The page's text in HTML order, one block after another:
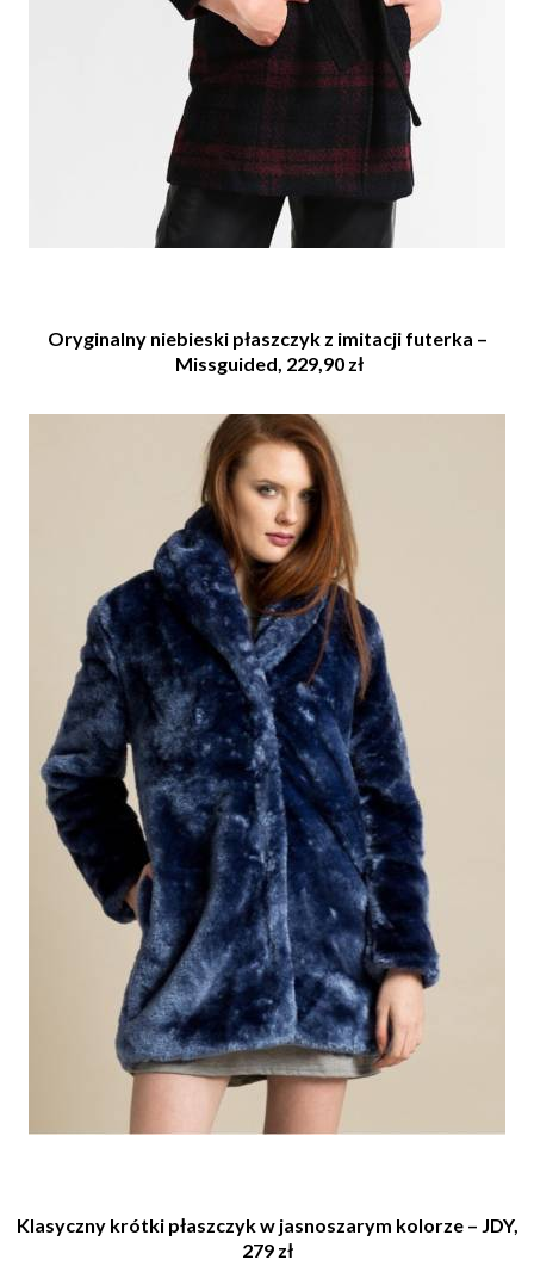
Oryginalny niebieski płaszczyk z imitacji futerka –
Missguided, 229,90 zł
Klasyczny krótki płaszczyk w jasnoszarym kolorze – JDY,
279 zł